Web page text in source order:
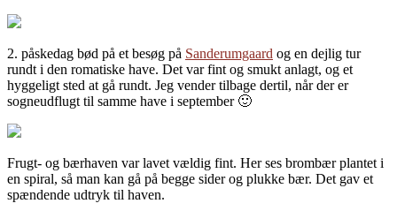
2. påskedag bød på et besøg på Sanderumgaard og en dejlig tur
rundt i den romatiske have. Det var fint og smukt anlagt, og et
hyggeligt sted at gå rundt. Jeg vender tilbage dertil, når der er
sogneudflugt til samme have i september 🙂
Frugt- og bærhaven var lavet vældig fint. Her ses brombær plantet i
en spiral, så man kan gå på begge sider og plukke bær. Det gav et
spændende udtryk til haven.